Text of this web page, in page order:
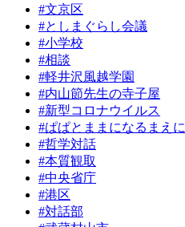
#文京区
#としまぐらし会議
#小学校
#相談
#軽井沢風越学園
#内山節先生の寺子屋
#新型コロナウイルス
#ぱぱとままになるまえに
#哲学対話
#本質観取
#中央省庁
#港区
#対話部